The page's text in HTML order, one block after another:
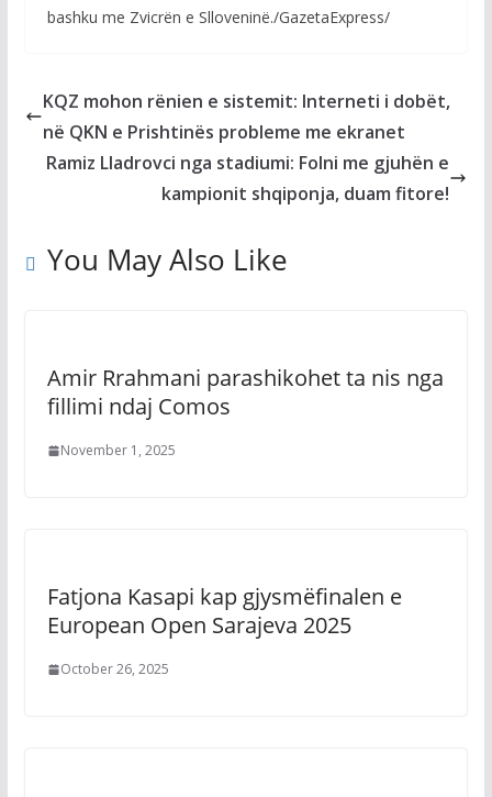
bashku me Zvicrën e Slloveninë./GazetaExpress/
KQZ mohon rënien e sistemit: Interneti i dobët,
në QKN e Prishtinës probleme me ekranet
Ramiz Lladrovci nga stadiumi: Folni me gjuhën e
kampionit shqiponja, duam fitore!
You May Also Like
Amir Rrahmani parashikohet ta nis nga
fillimi ndaj Comos
November 1, 2025
Fatjona Kasapi kap gjysmëfinalen e
European Open Sarajeva 2025
October 26, 2025